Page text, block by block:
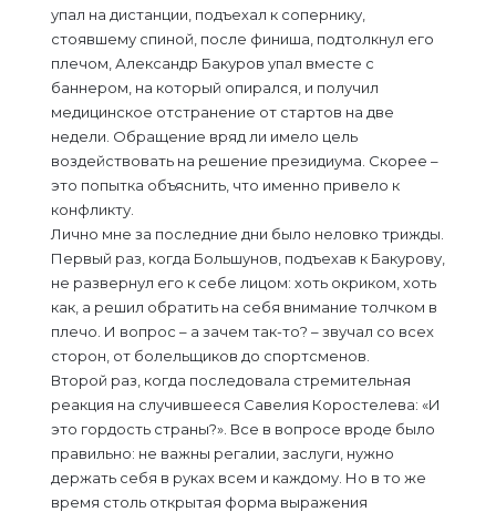
упал на дистанции, подъехал к сопернику,
стоявшему спиной, после финиша, подтолкнул его
плечом, Александр Бакуров упал вместе с
баннером, на который опирался, и получил
медицинское отстранение от стартов на две
недели. Обращение вряд ли имело цель
воздействовать на решение президиума. Скорее –
это попытка объяснить, что именно привело к
конфликту.
Лично мне за последние дни было неловко трижды.
Первый раз, когда Большунов, подъехав к Бакурову,
не развернул его к себе лицом: хоть окриком, хоть
как, а решил обратить на себя внимание толчком в
плечо. И вопрос – а зачем так-то? – звучал со всех
сторон, от болельщиков до спортсменов.
Второй раз, когда последовала стремительная
реакция на случившееся Савелия Коростелева: «И
это гордость страны?». Все в вопросе вроде было
правильно: не важны регалии, заслуги, нужно
держать себя в руках всем и каждому. Но в то же
время столь открытая форма выражения